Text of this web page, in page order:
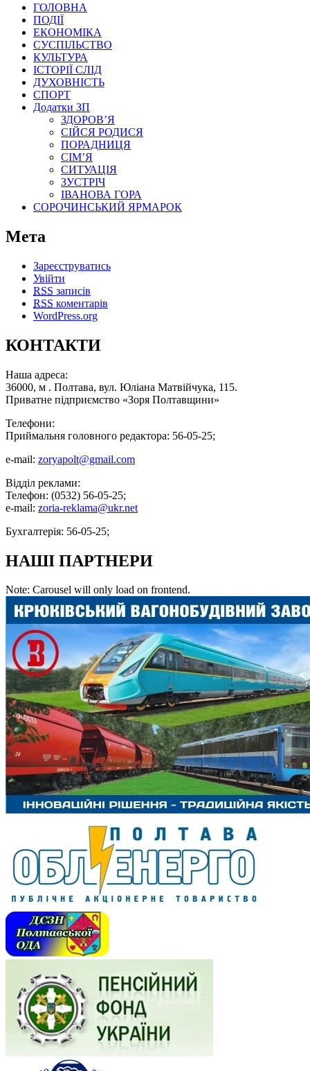
ГОЛОВНА
ПОДІЇ
ЕКОНОМІКА
СУСПІЛЬСТВО
КУЛЬТУРА
ІСТОРІЇ СЛІД
ДУХОВНІСТЬ
СПОРТ
Додатки ЗП
ЗДОРОВ’Я
СІЙСЯ РОДИСЯ
ПОРАДНИЦЯ
СІМ’Я
СИТУАЦІЯ
ЗУСТРІЧ
ІВАНОВА ГОРА
СОРОЧИНСЬКИЙ ЯРМАРОК
Мета
Зареєструватись
Увійти
RSS записів
RSS коментарів
WordPress.org
КОНТАКТИ
Наша адреса:
36000, м . Полтава, вул. Юліана Матвійчука, 115.
Приватне підприємство «Зоря Полтавщини»
Телефони:
Приймальня головного редактора: 56-05-25;
e-mail: zoryapolt@gmail.com
Відділ реклами:
Телефон: (0532) 56-05-25;
e-mail: zoria-reklama@ukr.net
Бухгалтерія: 56-05-25;
НАШІ ПАРТНЕРИ
Note: Carousel will only load on frontend.